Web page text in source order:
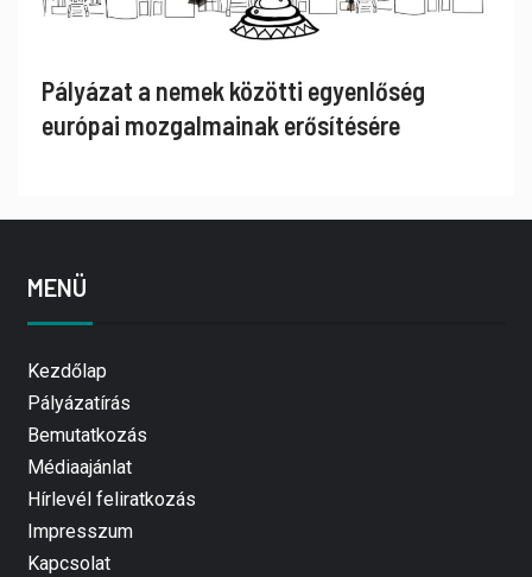
Pályázat a nemek közötti egyenlőség
európai mozgalmainak erősítésére
MENÜ
Kezdőlap
Pályázatírás
Bemutatkozás
Médiaajánlat
Hírlevél feliratkozás
Impresszum
Kapcsolat